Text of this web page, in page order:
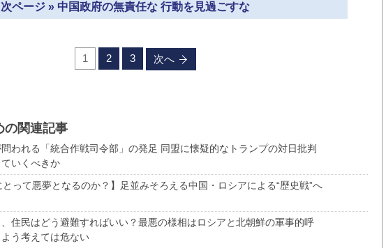
次ページ » 中国政府の無責任な 行動を見過ごすな
1 2 3 次へ
の関連記事
われる「統合作戦司令部」の発足 同盟に懐疑的なトランプの対日批判
いくべきか
とって悪夢となるのか？】足並みそろえる中国・ロシアによる“歴史戦”へ
住民はどう避難すればいい？最悪の様相はロシアと北朝鮮の軍事的呼
う考えては危ない